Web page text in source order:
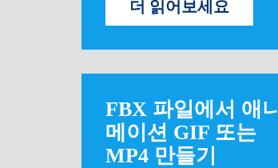
더 읽어보세요
FBX ​​파일에서 애니
메이션 GIF 또는
MP4 만들기